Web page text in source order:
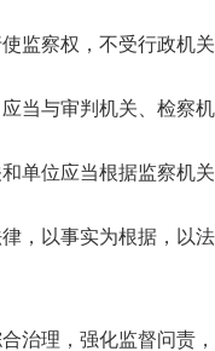
察权，不受行政机关
与审判机关、检察机
位应当根据监察机关
事实为根据，以法
，强化监督问责，